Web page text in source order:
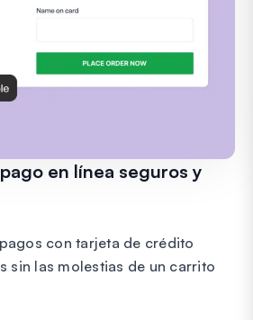
en línea seguros y
con tarjeta de crédito
sin las molestias de un carrito